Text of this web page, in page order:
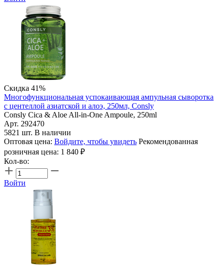
Скидка 41%
Многофункциональная успокаивающая ампульная сыворотка
с центеллой азиатской и алоэ, 250мл, Consly
Consly Cica & Aloe All-in-One Ampoule, 250ml
Арт. 292470
5821 шт. В наличии
Оптовая цена: Войдите, чтобы увидеть Рекомендованная
розничная цена: 1 840 ₽
Кол-во:
Войти